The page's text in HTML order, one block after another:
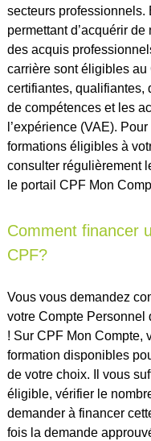
secteurs professionnels.
permettant d’acquérir
des acquis
carrière sont éligibles
certifiantes, qualifiantes,
de compétences et les
l’expérience (VAE).
formations éligibles à
consulter régulièrement
le portail CPF Mon
Comment financer
CPF?
Vous vous demandez
votre Compte Personnel
! Sur CPF Mon Compte,
formation disponibles
de votre choix. Il vous
éligible, vérifier le
demander à financer
fois la demande